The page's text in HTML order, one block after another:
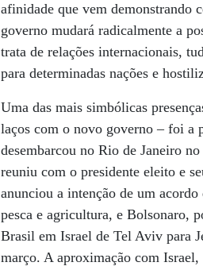
afinidade que vem demonstrando
governo mudará radicalmente a
trata de relações internacionais,
para determinadas nações e
Uma das mais simbólicas
laços com o novo governo – foi a
desembarcou no Rio de Janeiro
reuniu com o presidente eleito e
anunciou a intenção de um
pesca e agricultura, e Bolsonaro,
Brasil em Israel de Tel Aviv para
março. A aproximação com